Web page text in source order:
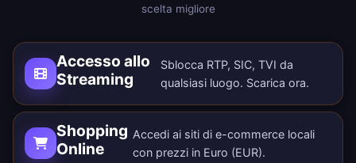
scelta migliore
Accesso allo
Streaming
Sblocca RTP, SIC, TVI da
qualsiasi luogo. Scarica ora.
Shopping
Online
Accedi ai siti di e-commerce locali
con prezzi in Euro (EUR).